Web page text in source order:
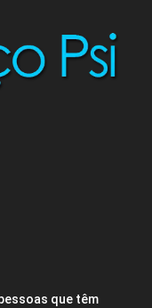
que têm